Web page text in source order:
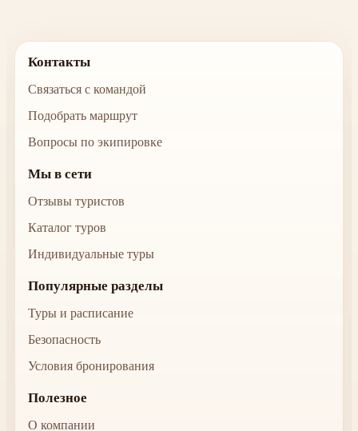
Контакты
Связаться с командой
Подобрать маршрут
Вопросы по экипировке
Мы в сети
Отзывы туристов
Каталог туров
Индивидуальные туры
Популярные разделы
Туры и расписание
Безопасность
Условия бронирования
Полезное
О компании